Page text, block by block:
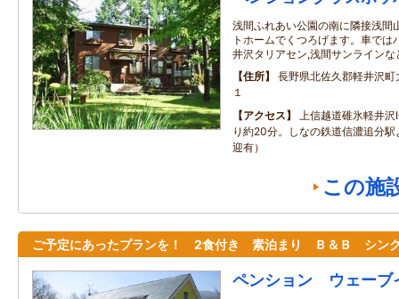
浅間ふれあい公園の南に隣接浅間
トホームでくつろげます。車で
井沢タリアセン,浅間サンライン
住所
長野県北佐久郡軽井沢
１
アクセス
上信越道碓氷軽井
り約20分。しなの鉄道信濃追分
迎有）
この施
ご予定にあったプランを！ 2食付き 素泊まり Ｂ＆Ｂ シン
ペンション ウェーブ